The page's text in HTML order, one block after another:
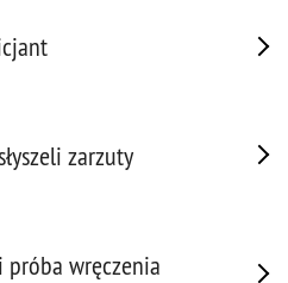
zarzuty
próba wręczenia